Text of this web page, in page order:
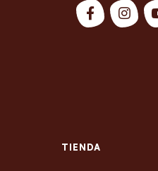
TIENDA